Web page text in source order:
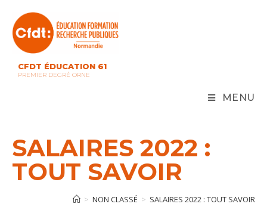
content
CFDT ÉDUCATION 61
PREMIER DEGRÉ ORNE
MENU
SALAIRES 2022 :
TOUT SAVOIR
> NON CLASSÉ > SALAIRES 2022 : TOUT SAVOIR